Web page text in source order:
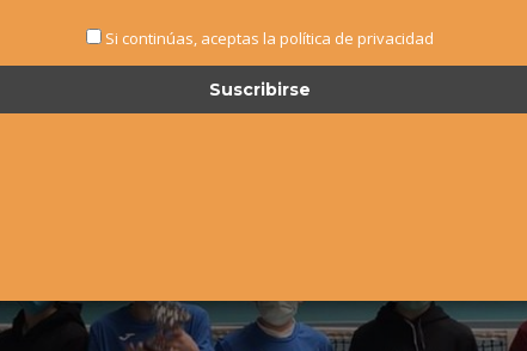
Si continúas, aceptas la política de privacidad